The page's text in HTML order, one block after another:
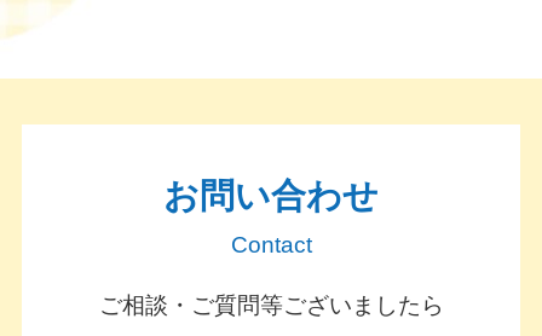
お問い合わせ
Contact
ご相談・ご質問等ございましたら